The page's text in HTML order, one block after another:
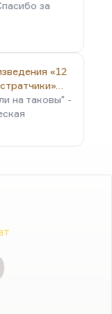
за
«12
на таковы" -